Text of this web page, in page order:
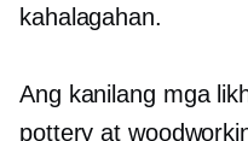
kahalagahan.
Ang kanilang mga
pottery at